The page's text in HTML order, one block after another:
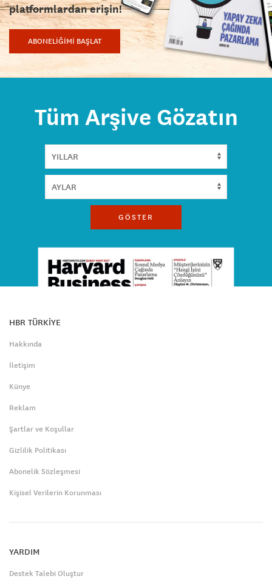
platformlardan erişin!
ABONELİĞİMİ BAŞLAT
Tüm Arşive Gözatın
GÖSTER
HBR TÜRKİYE
Hakkında
İletişim
Künye
Reklam
Şartlar ve Koşullar
Gizlilik Politikası
Abonelik Sözleşmesi
Kişisel Verilerin Korunması
YARDIM
Destek Talebi Oluştur